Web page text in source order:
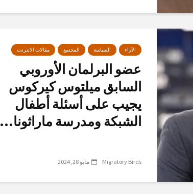
الآراء السياسة المجتمع مقالات الانترنت
عضو البرلمان الأوروبي
السابق ميلتوس كيركوس
يجيب على أسئلة أطفال
الشبكة ومدرسة ماراثونا...
Migratory Birds مايو 28, 2024